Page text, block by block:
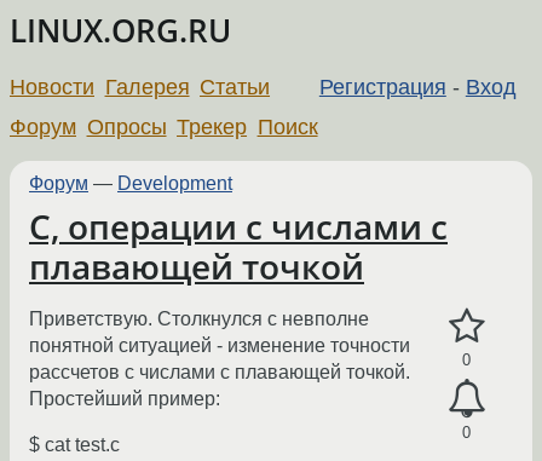
LINUX.ORG.RU
Регистрация - Вход
Новости Галерея Статьи
Форум Опросы Трекер Поиск
Форум — Development
C, операции с числами с
плавающей точкой
0
0
Приветствую. Столкнулся с невполне
понятной ситуацией - изменение точности
рассчетов с числами с плавающей точкой.
Простейший пример:
$ cat test.c